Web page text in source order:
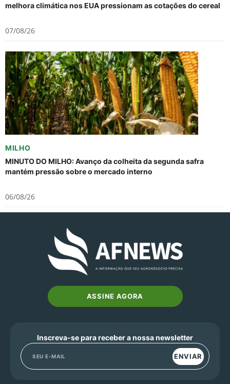
melhora climática nos EUA pressionam as cotações do cereal
07/08/26
MILHO
MINUTO DO MILHO: Avanço da colheita da segunda safra
mantém pressão sobre o mercado interno
06/08/26
ASSINE AGORA
Inscreva-se para receber a nossa newsletter
ENVIAR